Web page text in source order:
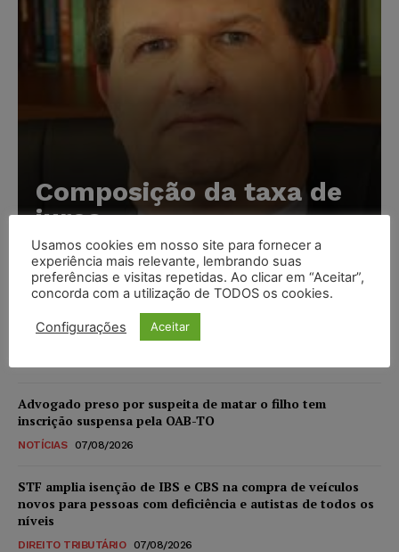
Composição da taxa de
juros
Carlos Henrique Abrão - 07/08/2026
Meta é alvo de denúncia após anúncios com conteúdo
sexual infantil gerado por IA circularem em suas
plataformas
Advogado preso por suspeita de matar o filho tem
inscrição suspensa pela OAB-TO
NOTÍCIAS 07/08/2026
STF amplia isenção de IBS e CBS na compra de veículos
novos para pessoas com deficiência e autistas de todos os
níveis
DIREITO TRIBUTÁRIO 07/08/2026
Usamos cookies em nosso site para fornecer a
experiência mais relevante, lembrando suas
preferências e visitas repetidas. Ao clicar em “Aceitar”,
concorda com a utilização de TODOS os cookies.
Configurações Aceitar